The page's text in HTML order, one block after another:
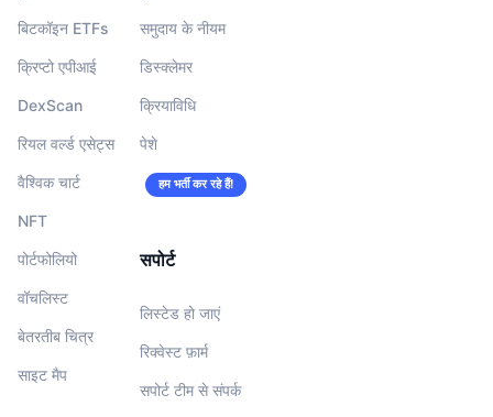
बिटकॉइन ETFs
क्रिप्टो एपीआई
DexScan
रियल वर्ल्ड एसेट्स
वैश्विक चार्ट
NFT
पोर्टफोलियो
वॉचलिस्‍ट
बेतरतीब चित्र
साइट मैप
समुदाय के नीयम
डिस्क्लेमर
क्रियाविधि
पेशे
हम भर्ती कर रहे हैं!
सपोर्ट
लिस्टेड हो जाएं
रिक्वेस्ट फ़ार्म
सपोर्ट टीम से संपर्क